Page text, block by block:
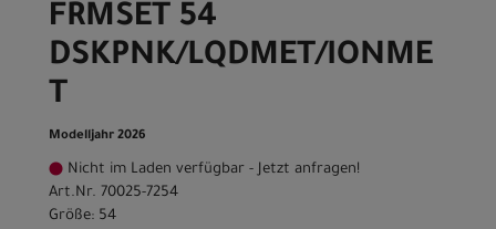
FRMSET 54
DSKPNK/LQDMET/IONME
T
Modelljahr 2026
Nicht im Laden verfügbar - Jetzt anfragen!
Art.Nr. 70025-7254
Größe: 54